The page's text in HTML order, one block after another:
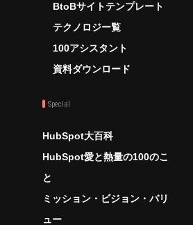
BtoBサイトテンプレート
テクノロジー覧
100アシスタント
資料ダウンロード
Special
HubSpot大百科
HubSpot愛と熱量の100のこ
と
ミッション・ビジョン・バリ
ュー